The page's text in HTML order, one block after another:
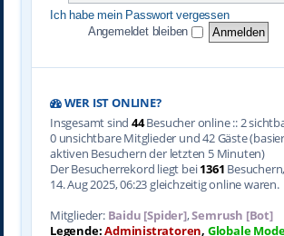
Ich habe mein Passwort vergessen
Angemeldet bleiben
WER IST ONLINE?
Insgesamt sind 44Besucher online :: 2
0 unsichtbare Mitglieder und 42 Gäste
aktiven Besuchern der letzten 5 Minuten)
Der Besucherrekord liegt bei1361
14. Aug 2025, 06:23 gleichzeitig online waren.
Mitglieder: Baidu [Spider],Semrush [Bot]
Legende:Administratoren, Globale